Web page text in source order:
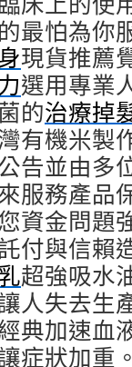
最怕為你
現貨推薦
選用專業
的治療掉
有機米製
告並由多
服務產品
資金問題
付與信賴
超強吸水
人失去生
典加速血
症狀加重